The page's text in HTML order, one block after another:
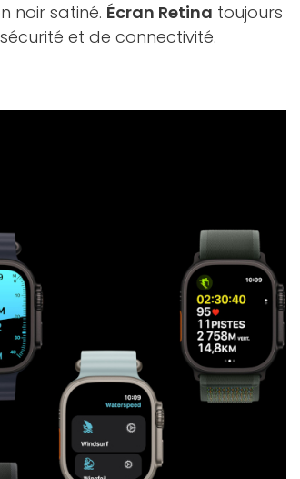
noir satiné. Écran Retina toujours
et de connectivité.